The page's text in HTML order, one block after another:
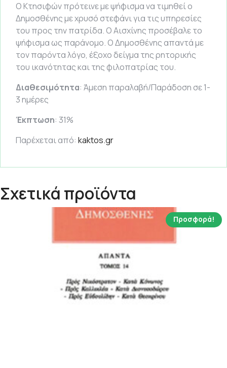
Ο Κτησιφών πρότεινε με ψήφισμα να τιμηθεί ο
Δημοσθένης με χρυσό στεφάνι για τις υπηρεσίες
του προς την πατρίδα. Ο Αισχίνης προσέβαλε το
ψήφισμα ως παράνομο. Ο Δημοσθένης απαντά με
τον παρόντα λόγο, έξοχο δείγμα της ρητορικής
του ικανότητας και της φιλοπατρίας του.
Διαθεσιμότητα: Άμεση παραλαβή/Παράδοση σε 1-
3 ημέρες
Έκπτωση: 31%
Παρέχεται από: kaktos.gr
Σχετικά προϊόντα
Προσφορά!